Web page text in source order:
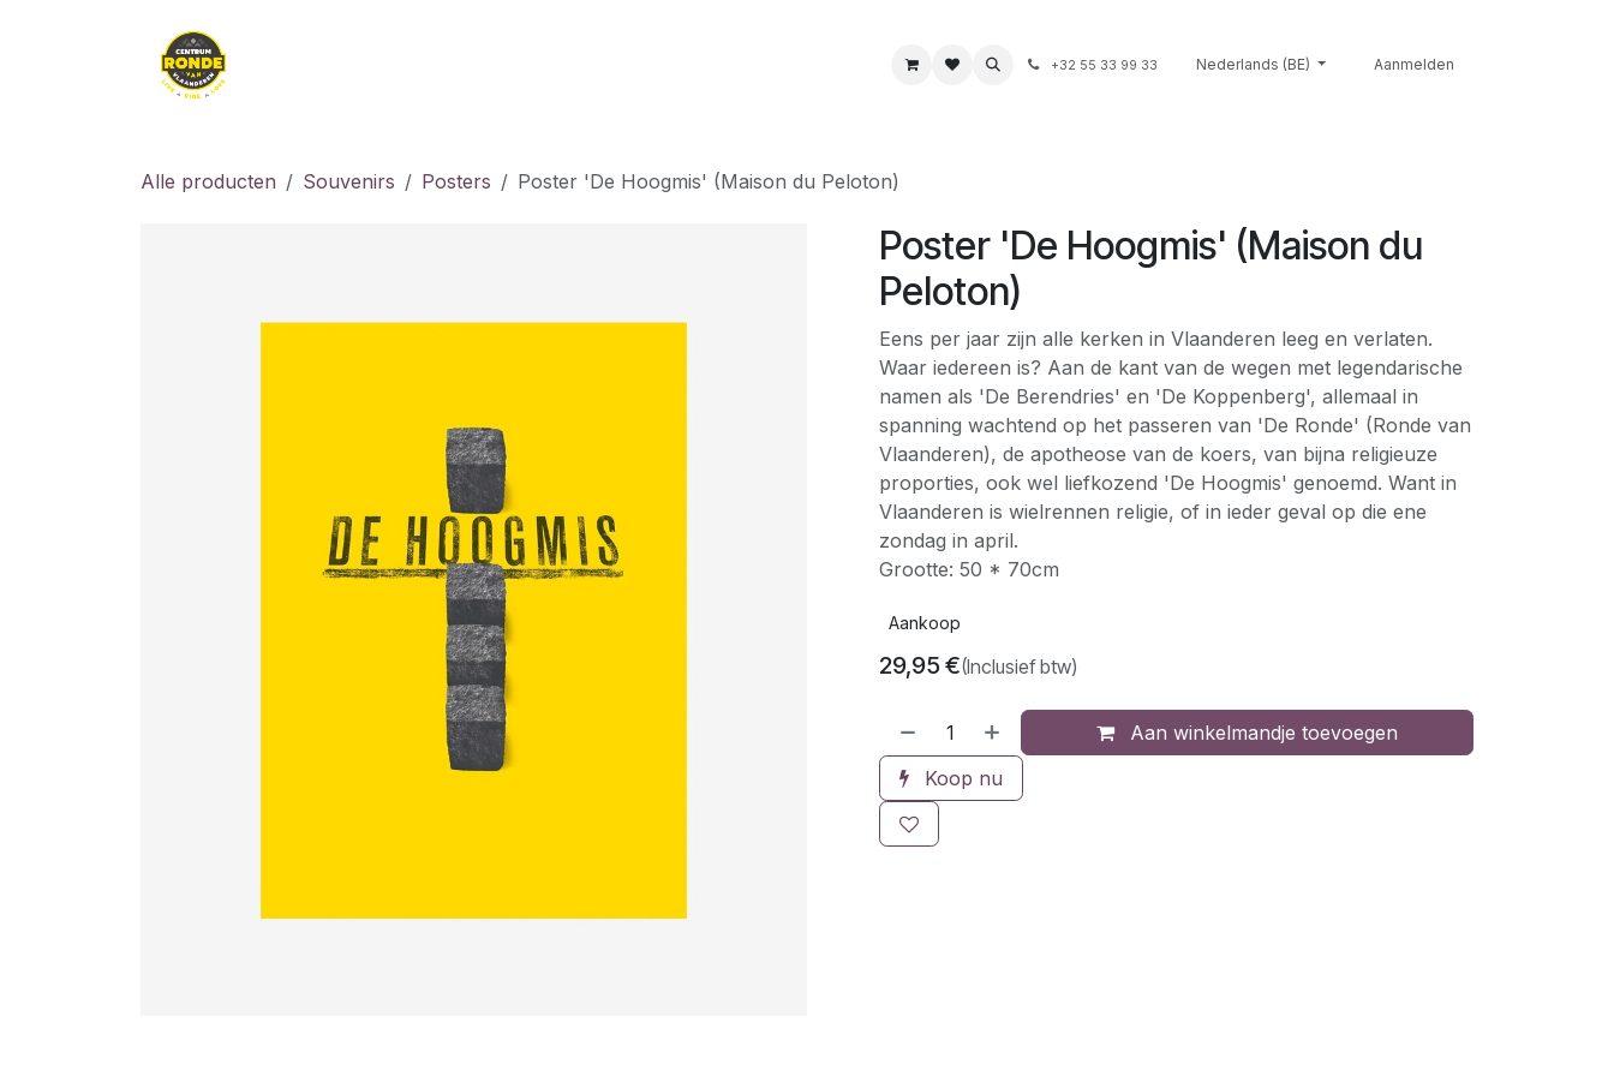
Juwelen Souvenirs Giftcards Merken
+32 55 33 99 33 Nederlands (BE) Aanmelden
Alle producten Souvenirs Posters Poster 'De Hoogmis' (Maison du Peloton)
Poster 'De Hoogmis' (Maison du
Peloton)
Eens per jaar zijn alle kerken in Vlaanderen leeg en verlaten.
Waar iedereen is? Aan de kant van de wegen met legendarische
namen als 'De Berendries' en 'De Koppenberg', allemaal in
spanning wachtend op het passeren van 'De Ronde' (Ronde van
Vlaanderen), de apotheose van de koers, van bijna religieuze
proporties, ook wel liefkozend 'De Hoogmis' genoemd. Want in
Vlaanderen is wielrennen religie, of in ieder geval op die ene
zondag in april.
Grootte: 50 * 70cm
Aankoop
29,95 €(Inclusief btw)
Aan winkelmandje toevoegen
Koop nu